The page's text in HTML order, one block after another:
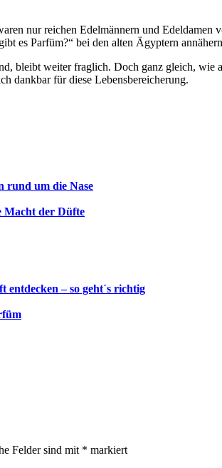
nur reichen Edelmännern und
es Parfüm?“ bei den alten Ägyptern
bleibt weiter fraglich. Doch ganz gleich, wie
dankbar für diese Lebensbereicherung.
rund um die Nase
Macht der Düfte
entdecken – so geht´s richtig
Felder sind mit * markiert